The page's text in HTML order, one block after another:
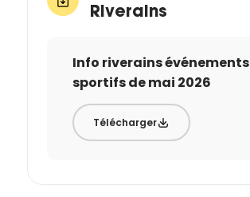
Riverains
Info riverains événements
sportifs de mai 2026
Télécharger